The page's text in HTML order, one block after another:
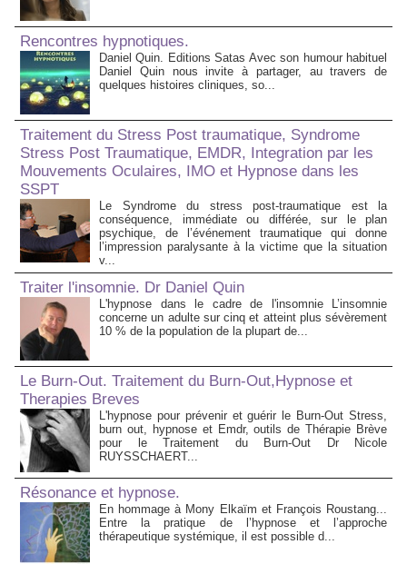
Rencontres hypnotiques.
Daniel Quin. Editions Satas Avec son humour habituel
Daniel Quin nous invite à partager, au travers de
quelques histoires cliniques, so...
Traitement du Stress Post traumatique, Syndrome
Stress Post Traumatique, EMDR, Integration par les
Mouvements Oculaires, IMO et Hypnose dans les
SSPT
Le Syndrome du stress post-traumatique est la
conséquence, immédiate ou différée, sur le plan
psychique, de l’événement traumatique qui donne
l’impression paralysante à la victime que la situation
v...
Traiter l'insomnie. Dr Daniel Quin
L'hypnose dans le cadre de l'insomnie L’insomnie
concerne un adulte sur cinq et atteint plus sévèrement
10 % de la population de la plupart de...
Le Burn-Out. Traitement du Burn-Out,Hypnose et
Therapies Breves
L'hypnose pour prévenir et guérir le Burn-Out Stress,
burn out, hypnose et Emdr, outils de Thérapie Brève
pour le Traitement du Burn-Out Dr Nicole
RUYSSCHAERT...
Résonance et hypnose.
En hommage à Mony Elkaïm et François Roustang...
Entre la pratique de l’hypnose et l’approche
thérapeutique systémique, il est possible d...